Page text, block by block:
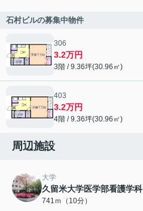
石村ビルの募集中物件
306
3.2万円
3階 / 9.36坪(30.96㎡)
403
3.2万円
4階 / 9.36坪(30.96㎡)
周辺施設
大学
久留米大学医学部看護学科
741ｍ（10分）